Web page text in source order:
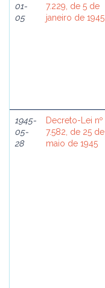
01-
05
7.229, de 5 de
janeiro de 1945
1945-
05-
28
Decreto-Lei nº
7.582, de 25 de
maio de 1945